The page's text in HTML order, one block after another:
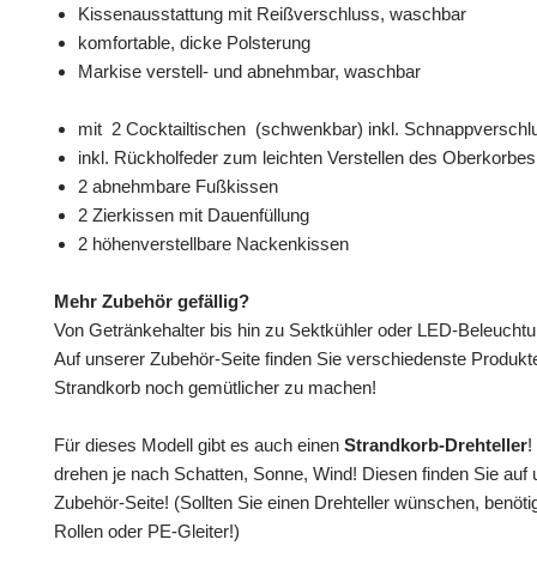
Kissenausstattung mit Reißverschluss, waschbar
komfortable, dicke Polsterung
Markise verstell- und abnehmbar, waschbar
mit 2 Cocktailtischen (schwenkbar) inkl.
inkl. Rückholfeder zum leichten Verstellen des Oberkorbes
2 abnehmbare Fußkissen
2 Zierkissen mit Dauenfüllung
2 höhenverstellbare Nackenkissen
Mehr Zubehör gefällig?
Von Getränkehalter bis hin zu Sektkühler oder LED-
Auf unserer Zubehör-Seite finden Sie verschiedenste
Strandkorb noch gemütlicher zu machen!
Für dieses Modell gibt es auch einen Strandkorb-Drehteller!
drehen je nach Schatten, Sonne, Wind! Diesen finden Sie auf
Zubehör-Seite! (Sollten Sie einen Drehteller wünschen,
Rollen oder PE-Gleiter!)